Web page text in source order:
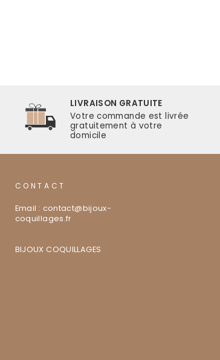
LIVRAISON GRATUITE
Votre commande est livrée
gratuitement à votre
domicile
CONTACT
Email : contact@bijoux-
coquillages.fr
BIJOUX COQUILLAGES